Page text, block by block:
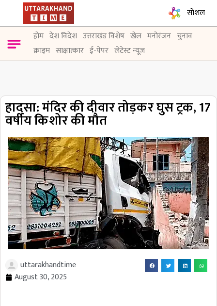
सोशल
होम देश विदेश उत्तराखंड विशेष खेल मनोरंजन चुनाव
क्राइम साक्षात्कार ई-पेपर लेटेस्ट न्यूज़
हादसा: मंदिर की दीवार तोड़कर घुस ट्रक, 17
वर्षीय किशोर की मौत
uttarakhandtime
August 30, 2025